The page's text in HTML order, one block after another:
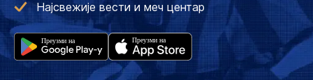
Најсвежије вести и меч центар